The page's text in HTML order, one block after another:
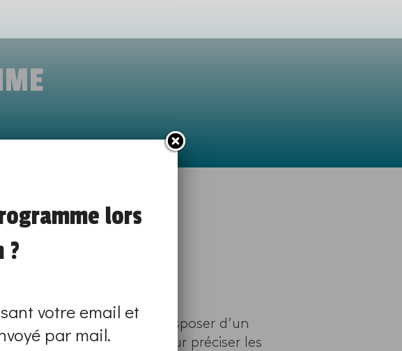
COMMUNICATION
Vous devez disposer d‘un
reviendra vers vous pour préciser les
lors
?
votre email et
par mail.